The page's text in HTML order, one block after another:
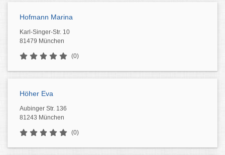
Hofmann Marina
Karl-Singer-Str. 10
81479 München
(0)
Höher Eva
Aubinger Str. 136
81243 München
(0)